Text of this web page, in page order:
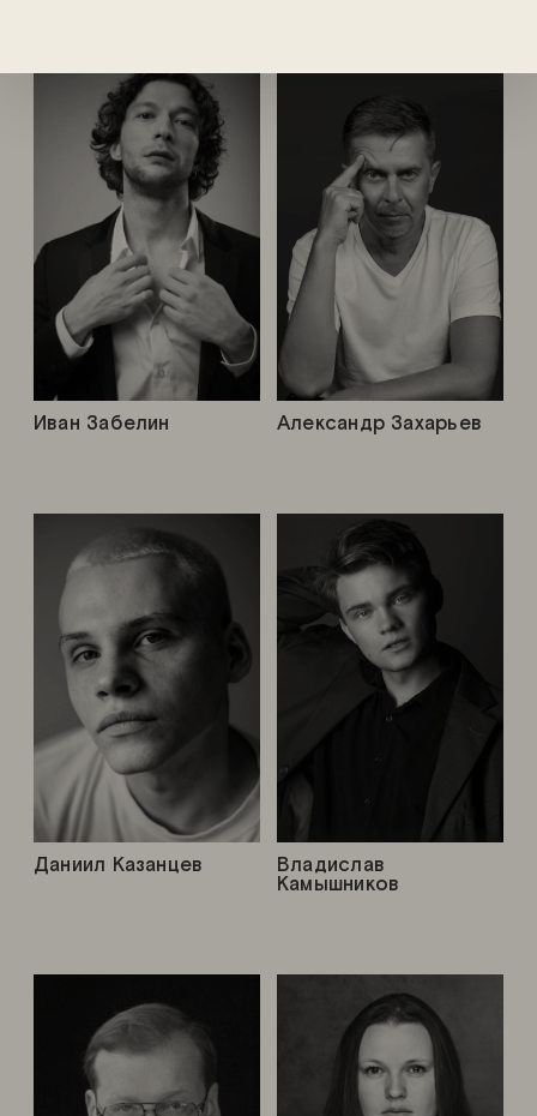
Иван Забелин
Даниил Казанцев
Александр Захарьев
Владислав
Камышников